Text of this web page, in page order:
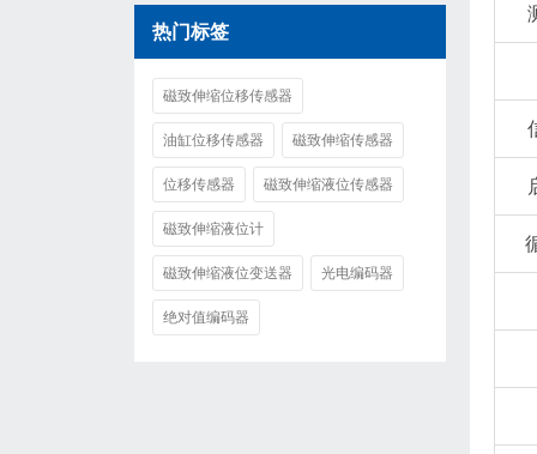
热门标签
磁致伸缩位移传感器
油缸位移传感器 磁致伸缩传感器
位移传感器 磁致伸缩液位传感器
磁致伸缩液位计
磁致伸缩液位变送器 光电编码器
绝对值编码器